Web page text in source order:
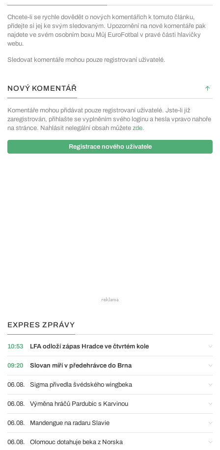
Chcete-li se rychle dovědět o nových komentářích k tomuto článku,
přidejte si jej ke svým sledovaným. Upozornění na nové komentáře pak
najdete ve svém osobním boxu Můj EuroFotbal v pravé části hlavičky
webu.
Sledovat komentáře mohou pouze registrovaní uživatelé.
NOVÝ KOMENTÁŘ
Komentáře mohou přidávat pouze registrovaní uživatelé. Jste-li již
zaregistrován, přihlašte se vyplněním svého loginu a hesla vpravo nahoře
na stránce. Nahlásit nelegální obsah můžete zde.
Registrace nového uživatele
EXPRES ZPRÁVY
10:53 LFA odloží zápas Hradce ve čtvrtém kole
09:20 Slovan míří v předehrávce do Brna
06.08. Sigma přivedla švédského wingbeka
06.08. Výměna hráčů Pardubic s Karvinou
06.08. Mandengue na radaru Slavie
06.08. Olomouc dotahuje beka z Norska